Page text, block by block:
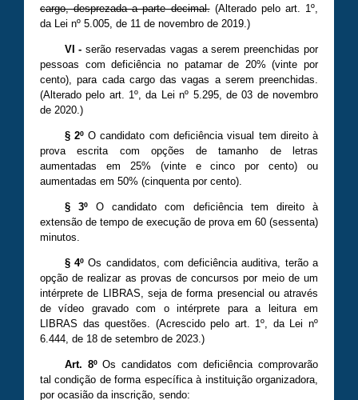
cargo, desprezada a parte decimal.(Alteradopelo art. 1º,
da Lei nº 5 005 , de 11 de novembro de 2019 .)
VI -serão reservadas vagas a serem preenchidas por
pessoas com deficiência no patamar de 20% (vinte por
cento), para cada cargo das vagas a serem preenchidas.
(Alterado pelo art. 1º, da Lei nº 5. 295, de 03 de novembro
de 2020 .)
§ 2ºO candidato com deficiência visual tem direito à
prova escrita com opções de tamanho de letras
aumentadas em 25% (vinte e cinco por cento) ou
aumentadas em 50% (cinquenta por cento).
§ 3ºO candidato com deficiência tem direito à
extensão de tempo de execução de prova em 60 (sessenta)
minutos.
§ 4º Os candidatos, com deficiência auditiva, terão a
opção de realizar as provas de concursos por meio de um
intérprete de LIBRAS, seja de forma presencial ou através
de vídeo gravado com o intérprete para a leitura em
LIBRAS das questões. (Acrescidopelo art. 1º, da Lei nº
6 444 , de 18 de setembro de 2023 .)
Art. 8ºOs candidatos com deficiência comprovarão
tal condição de forma específica à instituição organizadora,
por ocasião da inscrição, sendo: